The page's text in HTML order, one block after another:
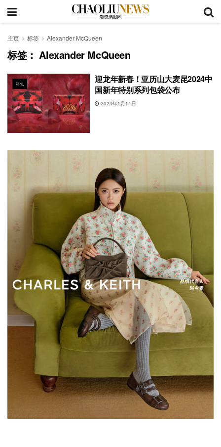
主页 标签 Alexander McQueen
标签：Alexander McQueen
箱包
迎龙年新春！亚历山大麦昆2024中
国新年特别系列包袋公布
2024年1月14日